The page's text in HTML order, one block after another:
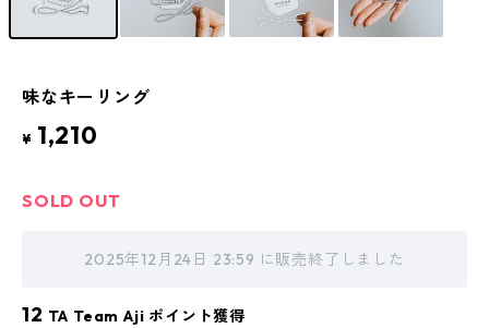
味なキーリング
¥ 1,210
SOLD OUT
2025年12月24日 23:59 に販売終了しました
12 TA Team Aji ポイント獲得